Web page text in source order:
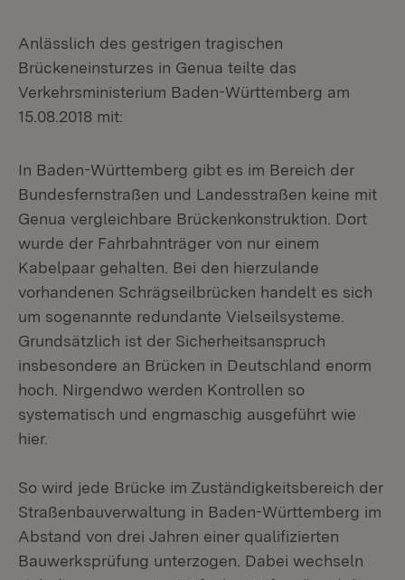
Anlässlich des gestrigen tragischen
Brückeneinsturzes in Genua teilte das
Verkehrsministerium Baden-Württemberg am
15.08.2018 mit:
In Baden-Württemberg gibt es im Bereich der
Bundesfernstraßen und Landesstraßen keine mit
Genua vergleichbare Brückenkonstruktion. Dort
wurde der Fahrbahnträger von nur einem
Kabelpaar gehalten. Bei den hierzulande
vorhandenen Schrägseilbrücken handelt es sich
um sogenannte redundante Vielseilsysteme.
Grundsätzlich ist der Sicherheitsanspruch
insbesondere an Brücken in Deutschland enorm
hoch. Nirgendwo werden Kontrollen so
systematisch und engmaschig ausgeführt wie
hier.
So wird jede Brücke im Zuständigkeitsbereich der
Straßenbauverwaltung in Baden-Württemberg im
Abstand von drei Jahren einer qualifizierten
Bauwerksprüfung unterzogen. Dabei wechseln